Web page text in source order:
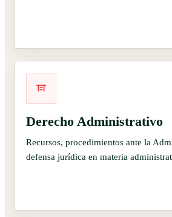
Derecho Administrativo
Recursos, procedimientos ante la
defensa jurídica en materia